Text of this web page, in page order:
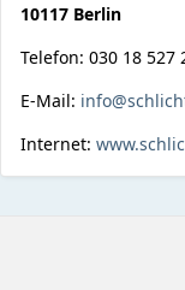
10117 Berlin
Telefon: 030 18 527
E-Mail:
Internet: